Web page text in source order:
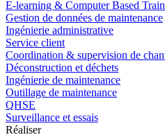
E-learning & Computer Based
Gestion de données de maintenance
Ingénierie administrative
Service client
Coordination & supervision de
Déconstruction et déchets
Ingénierie de maintenance
Outillage de maintenance
QHSE
Surveillance et essais
Réaliser